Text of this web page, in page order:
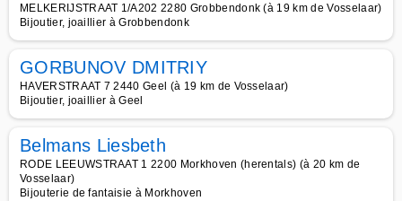
MELKERIJSTRAAT 1/A202 2280 Grobbendonk (à 19 km de Vosselaar)
Bijoutier, joaillier à Grobbendonk
GORBUNOV DMITRIY
HAVERSTRAAT 7 2440 Geel (à 19 km de Vosselaar)
Bijoutier, joaillier à Geel
Belmans Liesbeth
RODE LEEUWSTRAAT 1 2200 Morkhoven (herentals) (à 20 km de
Vosselaar)
Bijouterie de fantaisie à Morkhoven